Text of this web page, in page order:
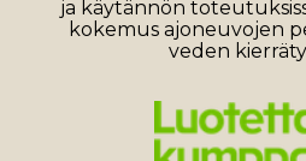
ja käytännön
kokemus ajoneuvojen
veden